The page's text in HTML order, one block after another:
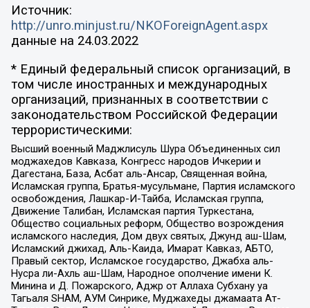
Источник:
http://unro.minjust.ru/NKOForeignAgent.aspx
данные на 24.03.2022
* Единый федеральный список организаций, в
том числе иностранных и международных
организаций, признанных в соответствии с
законодательством Российской Федерации
террористическими:
Высший военный Маджлисуль Шура Объединенных сил
моджахедов Кавказа, Конгресс народов Ичкерии и
Дагестана, База, Асбат аль-Ансар, Священная война,
Исламская группа, Братья-мусульмане, Партия исламского
освобождения, Лашкар-И-Тайба, Исламская группа,
Движение Талибан, Исламская партия Туркестана,
Общество социальных реформ, Общество возрождения
исламского наследия, Дом двух святых, Джунд аш-Шам,
Исламский джихад, Аль-Каида, Имарат Кавказ, АБТО,
Правый сектор, Исламское государство, Джабха аль-
Нусра ли-Ахль аш-Шам, Народное ополчение имени К.
Минина и Д. Пожарского, Аджр от Аллаха Субхану уа
Тагьаля SHAM, АУМ Синрике, Муджахеды джамаата Ат-